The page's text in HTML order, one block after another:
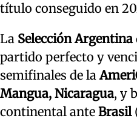
título conseguido en
La Selección Argentina
partido perfecto y
semifinales de la
Mangua, Nicaragua, y
continental ante Brasil